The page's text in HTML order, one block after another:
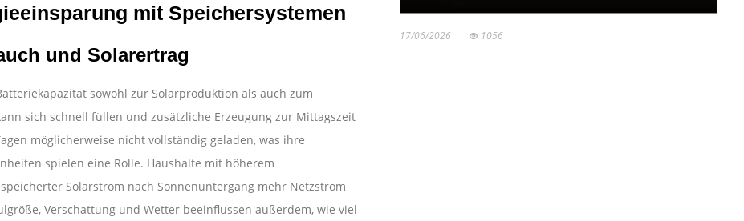
mit Speichersystemen
und Solarertrag
sowohl zur Solarproduktion als auch zum
sich schnell füllen und zusätzliche Erzeugung zur Mittagszeit
möglicherweise nicht vollständig geladen, was ihre
spielen eine Rolle. Haushalte mit höherem
Solarstrom nach Sonnenuntergang mehr Netzstrom
Verschattung und Wetter beeinflussen außerdem, wie viel
17/06/2026 1056